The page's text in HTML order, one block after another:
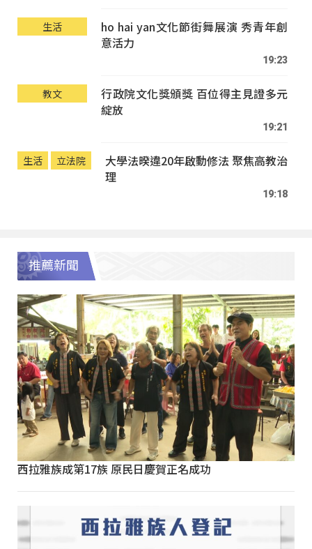
生活
ho hai yan文化節街舞展演 秀青年創
意活力
19:23
教文
行政院文化獎頒獎 百位得主見證多元
綻放
19:21
生活 立法院
大學法暌違20年啟動修法 聚焦高教治
理
19:18
推薦新聞
西拉雅族成第17族 原民日慶賀正名成功